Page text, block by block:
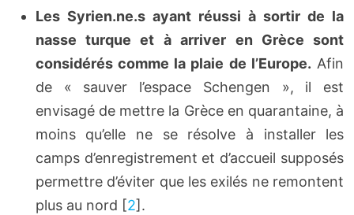
Les Syrien.ne.s ayant réussi à sortir de la
nasse turque et à arriver en Grèce sont
considérés comme la plaie de l’Europe. Afin
de « sauver l’espace Schengen », il est
envisagé de mettre la Grèce en quarantaine, à
moins qu’elle ne se résolve à installer les
camps d’enregistrement et d’accueil supposés
permettre d’éviter que les exilés ne remontent
plus au nord [2] .